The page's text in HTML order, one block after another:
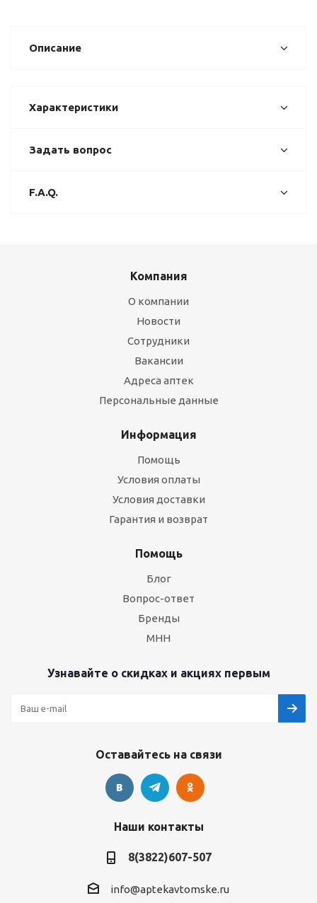
Описание
Характеристики
Задать вопрос
F.A.Q.
Компания
О компании
Новости
Сотрудники
Вакансии
Адреса аптек
Персональные данные
Информация
Помощь
Условия оплаты
Условия доставки
Гарантия и возврат
Помощь
Блог
Вопрос-ответ
Бренды
МНН
Узнавайте о скидках и акциях первым
Оставайтесь на связи
Наши контакты
8(3822)607-507
info@aptekavtomske.ru